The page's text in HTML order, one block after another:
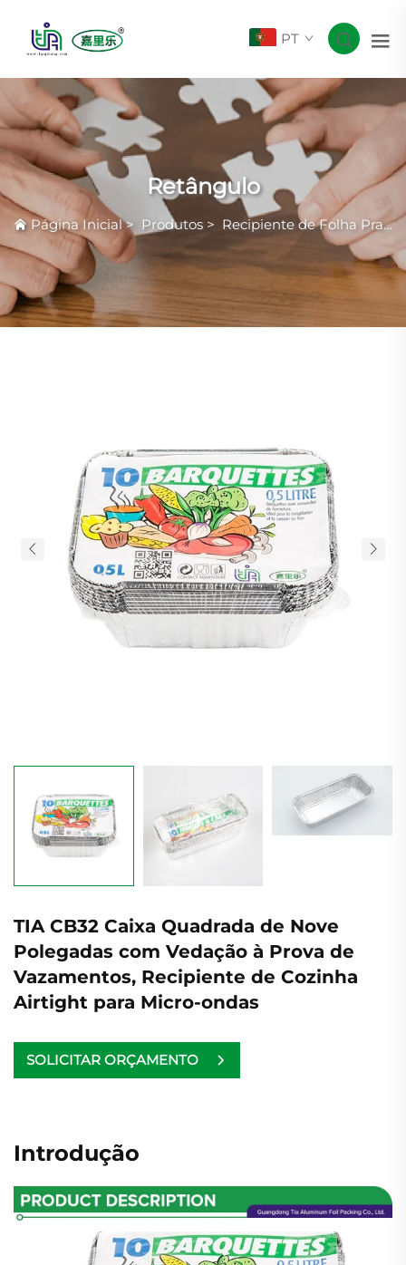
PT
Retângulo
Página Inicial> Produtos > Recipiente de Folha Prateada com Rugas Comuns
TIA CB32 Caixa Quadrada de Nove
Polegadas com Vedação à Prova de
Vazamentos, Recipiente de Cozinha
Airtight para Micro-ondas
SOLICITAR ORÇAMENTO
Introdução